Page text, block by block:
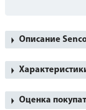
Описание
Оценка